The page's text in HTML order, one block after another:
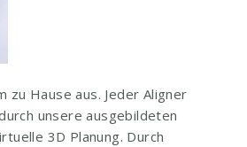
zu Hause aus. Jeder Aligner
unsere ausgebildeten
3D Planung. Durch